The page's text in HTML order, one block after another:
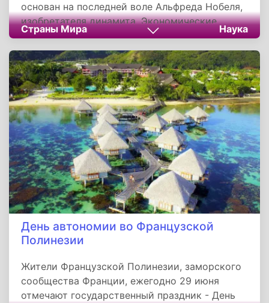
основан на последней воле Альфреда Нобеля,
изобретателя динамита. Экономические
основы Нобелевской премии были заложены в
1895 году, когда Альфред Нобель подписал
свое последнее завещание и оставил большую
часть своего богатства учреждению премии и
последующему Нобелевскому фонду.
Страны Мира Наука
День автономии во Французской
Полинезии
Жители Французской Полинезии, заморского
сообщества Франции, ежегодно 29 июня
отмечают государственный праздник - День